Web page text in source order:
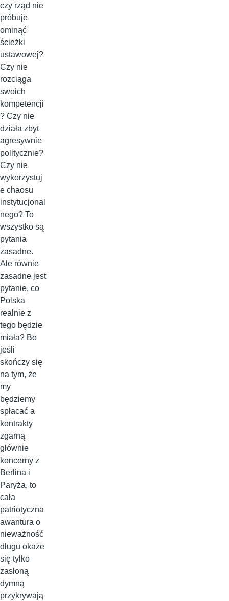
czy rząd nie
próbuje
ominąć
ścieżki
ustawowej?
Czy nie
rozciąga
swoich
kompetencji
? Czy nie
działa zbyt
agresywnie
politycznie?
Czy nie
wykorzystuj
e chaosu
instytucjonal
nego? To
wszystko są
pytania
zasadne.
Ale równie
zasadne jest
pytanie, co
Polska
realnie z
tego będzie
miała? Bo
jeśli
skończy się
na tym, że
my
będziemy
spłacać a
kontrakty
zgarną
głównie
koncerny z
Berlina i
Paryża, to
cała
patriotyczna
awantura o
nieważność
długu okaże
się tylko
zasłoną
dymną
przykrywają